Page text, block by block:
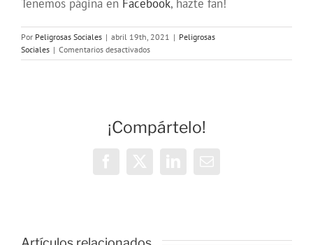
Tenemos página en Facebook, hazte fan!
Por Peligrosas Sociales | abril 19th, 2021 | Peligrosas
Sociales | Comentarios desactivadosen
Programa
de
Peligrosas
¡Compártelo!